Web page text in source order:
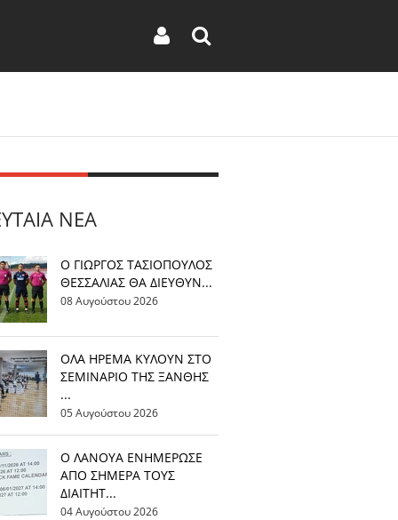
ΝΈΑ
Ο ΓΙΩΡΓΟΣ ΤΑΣΙΟΠΟΥΛΟΣ
ΘΕΣΣΑΛΙΑΣ ΘΑ ΔΙΕΥΘΥΝ...
08 Αυγούστου 2026
OΛΑ ΗΡΕΜΑ ΚΥΛΟΥΝ ΣΤΟ
ΣΕΜΙΝΑΡΙΟ ΤΗΣ ΞΑΝΘΗΣ
...
05 Αυγούστου 2026
Ο ΛΑΝΟΥΑ ΕΝΗΜΕΡΩΣΕ
ΑΠΟ ΣΗΜΕΡΑ ΤΟΥΣ
ΔΙΑΙΤΗΤ...
04 Αυγούστου 2026